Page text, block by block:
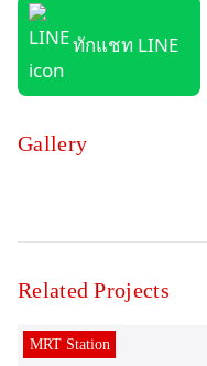
ทักแชท LINE
Gallery
Related Projects
MRT Station